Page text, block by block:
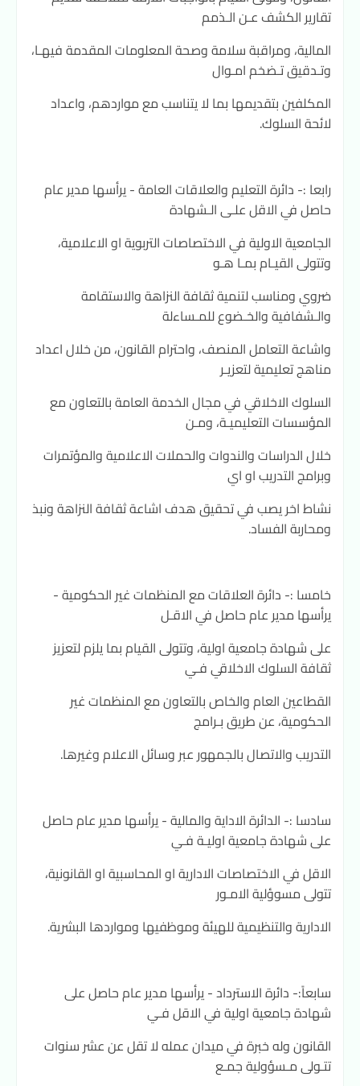
تقارير الكشف عـن الـذمم
المالية، ومراقبة سلامة وصحة المعلومات المقدمة فيهـا،
وتـدقيق تـضخم امـوال
المكلفين بتقديمها بما لا يتناسب مع مواردهم، واعداد
لائحة السلوك.
رابعا :- دائرة التعليم والعلاقات العامة - يرأسها مدير عام
حاصل في الاقل علـى الـشهادة
الجامعية الاولية في الاختصاصات التربوية او الاعلامية،
وتتولى القيـام بمـا هـو
ضروي ومناسب لتنمية ثقافة النزاهة والاستقامة
والـشفافية والخـضوع للمـساءلة
واشاعة التعامل المنصف، واحترام القانون، من خلال اعداد
مناهج تعليمية لتعزيـر
السلوك الاخلاقي في مجال الخدمة العامة بالتعاون مع
المؤسسات التعليميـة، ومـن
خلال الدراسات والندوات والحملات الاعلامية والمؤتمرات
وبرامج التدريب او اي
نشاط اخر يصب في تحقيق هدف اشاعة ثقافة النزاهة ونبذ
ومحاربة الفساد.
خامسا :- دائرة العلاقات مع المنظمات غير الحكومية -
يرأسها مدير عام حاصل في الاقـل
على شهادة جامعية اولية، وتتولى القيام بما يلزم لتعزيز
ثقافة السلوك الاخلاقي فـي
القطاعين العام والخاص بالتعاون مع المنظمات غير
الحكومية، عن طريق بـرامج
التدريب والاتصال بالجمهور عبر وسائل الاعلام وغيرها.
سادسا :- الدائرة الاداية والمالية - يرأسها مدير عام حاصل
على شهادة جامعية اوليـة فـي
الاقل في الاختصاصات الادارية او المحاسبية او القانونية،
تتولى مسوؤلية الامـور
الادارية والتنظيمية للهيئة وموظفيها ومواردها البشرية.
سابعاً:- دائرة الاسترداد - يرأسها مدير عام حاصل على
شهادة جامعية اولية في الاقل فـي
القانون وله خبرة في ميدان عمله لا تقل عن عشر سنوات
تتـولى مـسؤولية جمـع